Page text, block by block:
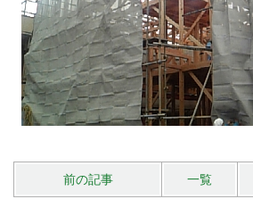
前の記事 一覧